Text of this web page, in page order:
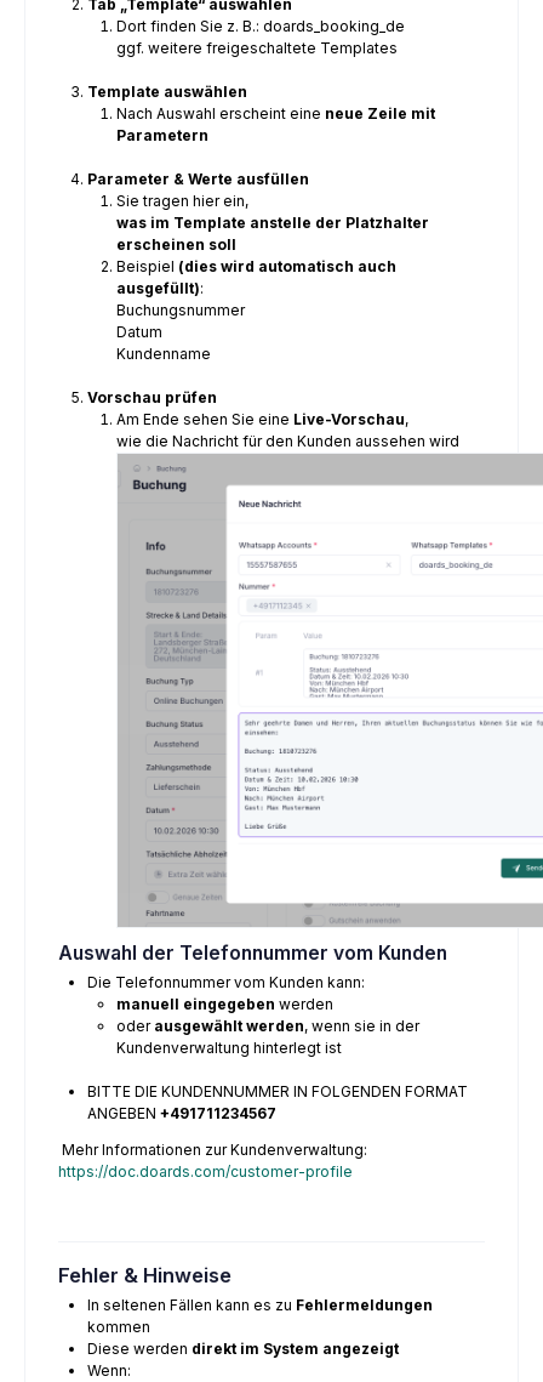
Tab „Template“ auswählen
Dort finden Sie z. B.: doards_booking_de
ggf. weitere freigeschaltete Templates
Template auswählen
Nach Auswahl erscheint eine neue Zeile mit
Parametern
Parameter & Werte ausfüllen
Sie tragen hier ein,
was im Template anstelle der Platzhalter
erscheinen soll
Beispiel (dies wird automatisch auch
ausgefüllt):
Buchungsnummer
Datum
Kundenname
Vorschau prüfen
Am Ende sehen Sie eine Live-Vorschau,
wie die Nachricht für den Kunden aussehen wird
Auswahl der Telefonnummer vom Kunden
Die Telefonnummer vom Kunden kann:
manuell eingegeben werden
oder ausgewählt werden, wenn sie in der
Kundenverwaltung hinterlegt ist
BITTE DIE KUNDENNUMMER IN FOLGENDEN FORMAT
ANGEBEN +491711234567
Mehr Informationen zur Kundenverwaltung:
https://doc.doards.com/customer-profile
Fehler & Hinweise
In seltenen Fällen kann es zu Fehlermeldungen
kommen
Diese werden direkt im System angezeigt
Wenn: